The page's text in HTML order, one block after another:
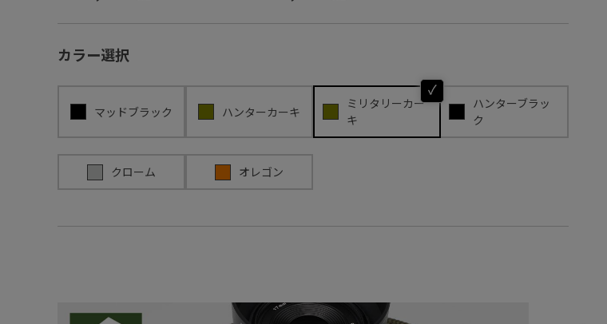
カラー選択
マッドブラック ハンターカーキ
ミリタリーカー
キ
ハンターブラッ
ク
クローム オレゴン